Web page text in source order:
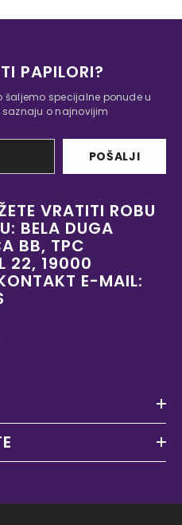
PAPILORI?
šaljemo specijalne ponude u
saznaju o najnovijim
POŠALJI
VRATITI ROBU
BELA DUGA
BB, TPC
22, 19000
E-MAIL: